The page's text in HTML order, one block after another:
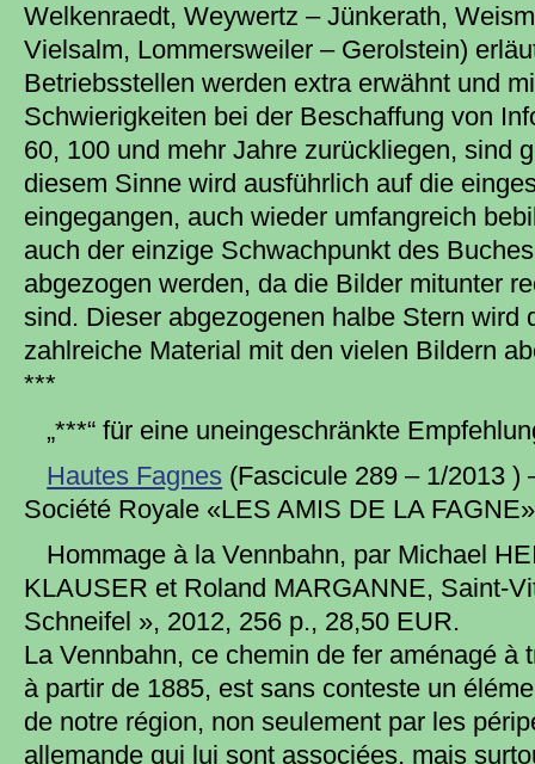
Welkenraedt, Weywertz – Jünkerath,
Vielsalm, Lommersweiler – Gerolstein)
Betriebsstellen werden extra erwähnt und
Schwierigkeiten bei der Beschaffung von
60, 100 und mehr Jahre zurückliegen, sind
diesem Sinne wird ausführlich auf die
eingegangen, auch wieder umfangreich
auch der einzige Schwachpunkt des
abgezogen werden, da die Bilder mitunter
sind. Dieser abgezogenen halbe Stern wird
zahlreiche Material mit den vielen Bildern
***
„***“ für eine uneingeschränkte
Hautes Fagnes (Fascicule 289 – 1/2013 )
Société Royale «LES AMIS DE LA
Hommage à la Vennbahn, par Michael
KLAUSER et Roland MARGANNE, Saint-
Schneifel », 2012, 256 p., 28,50 EUR.
La Vennbahn, ce chemin de fer aménagé à
à partir de 1885, est sans conteste un
de notre région, non seulement par les
allemande qui lui sont associées, mais